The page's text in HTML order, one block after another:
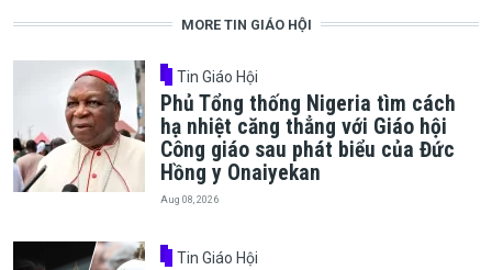
MORE TIN GIÁO HỘI
Tin Giáo Hội
Phủ Tổng thống Nigeria tìm cách
hạ nhiệt căng thẳng với Giáo hội
Công giáo sau phát biểu của Đức
Hồng y Onaiyekan
Aug 08, 2026
Tin Giáo Hội